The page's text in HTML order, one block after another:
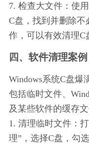
7. 检查大文件：使
C盘，找到并删除
作，可以有效清理C
四、软件清理案例
Windows系统C盘爆
包括临时文件、
及某些软件的缓存
1. 清理临时文件：
理”，选择C盘，勾